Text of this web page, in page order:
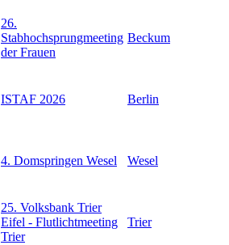
26.
Stabhochsprungmeeting
der Frauen
Beckum
ISTAF 2026 Berlin
4. Domspringen Wesel Wesel
25. Volksbank Trier
Eifel - Flutlichtmeeting
Trier
Trier